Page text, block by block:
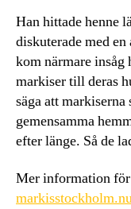
Han hittade henne
diskuterade med
kom närmare insåg
markiser till deras
säga att
gemensamma
efter länge. Så de
Mer information för